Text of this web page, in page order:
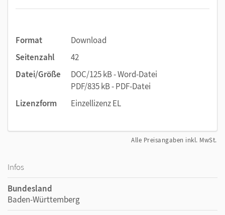
Format
Download
Seitenzahl
42
Datei/Größe
DOC/125 kB - Word-Datei
PDF/835 kB - PDF-Datei
Lizenzform
Einzellizenz EL
Alle Preisangaben inkl. MwSt.
Infos
Bundesland
Baden-Württemberg